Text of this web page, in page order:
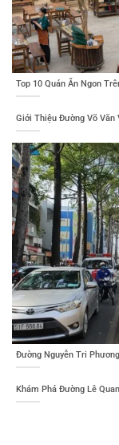
Top 10 Quán Ăn Ngon
Giới Thiệu Đường Võ
Đường Nguyễn Tri
Khám Phá Đường Lê